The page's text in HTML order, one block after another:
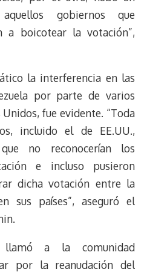
gobiernos que
a boicotear la votación”,
la interferencia en las
por parte de varios
fue evidente. “Toda
incluido el de EE.UU.,
no reconocerían los
e incluso pusieron
dicha votación entre la
sus países”, aseguró el
llamó a la comunidad
por la reanudación del